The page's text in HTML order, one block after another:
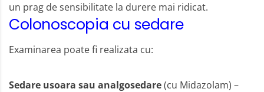
un prag de sensibilitate la durere mai ridicat.
Colonoscopia cu sedare
Examinarea poate fi realizata cu:
Sedare usoara sau analgosedare(cu Midazolam) –